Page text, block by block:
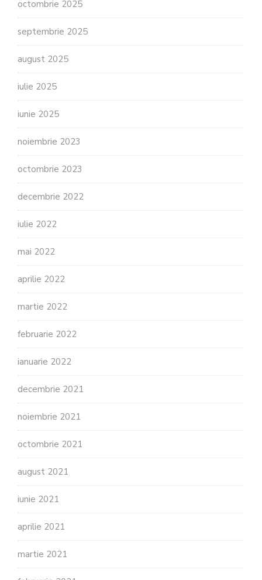
octombrie 2025
septembrie 2025
august 2025
iulie 2025
iunie 2025
noiembrie 2023
octombrie 2023
decembrie 2022
iulie 2022
mai 2022
aprilie 2022
martie 2022
februarie 2022
ianuarie 2022
decembrie 2021
noiembrie 2021
octombrie 2021
august 2021
iunie 2021
aprilie 2021
martie 2021